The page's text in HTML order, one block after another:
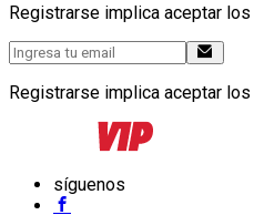
Registrarse implica aceptar los
Registrarse implica aceptar los
síguenos